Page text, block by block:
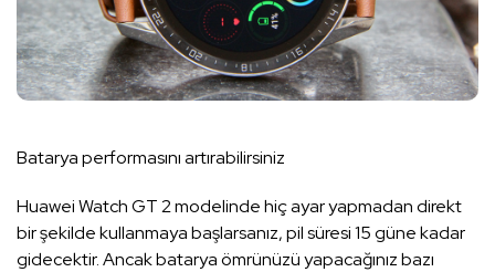
Batarya performasını artırabilirsiniz
Huawei Watch GT 2 modelinde hiç ayar yapmadan direkt
bir şekilde kullanmaya başlarsanız, pil süresi 15 güne kadar
gidecektir. Ancak batarya ömrünüzü yapacağınız bazı